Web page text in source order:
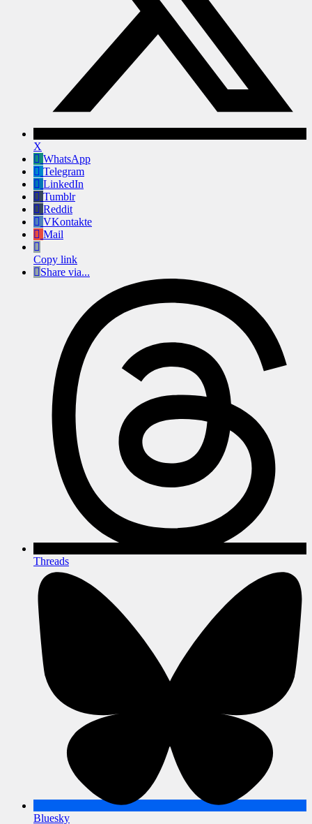
X
WhatsApp
Telegram
LinkedIn
Tumblr
Reddit
VKontakte
Mail
Copy link
Share via...
Threads
Bluesky